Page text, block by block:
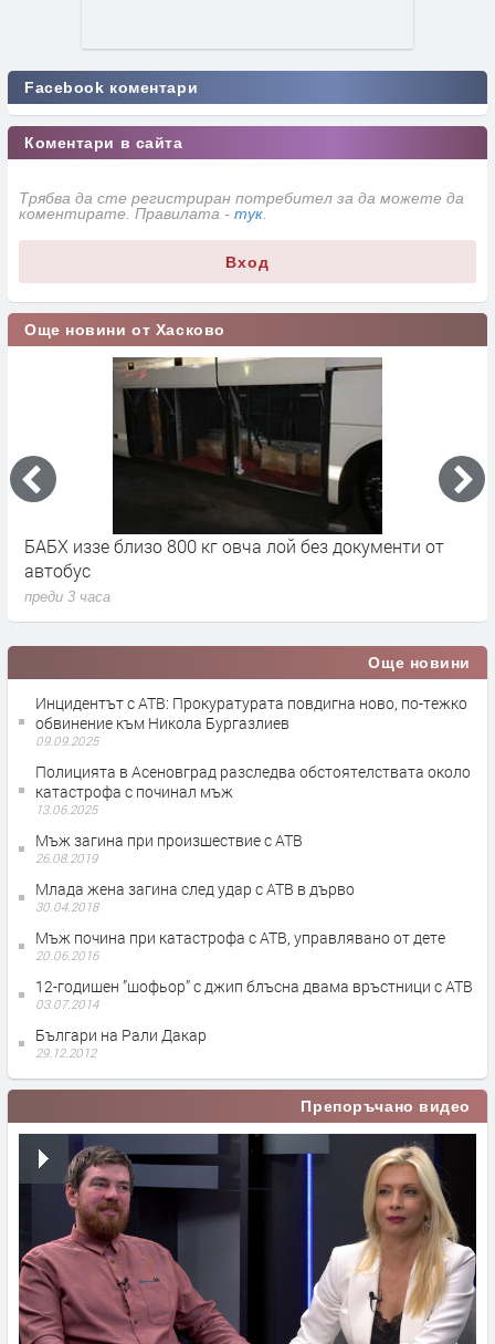
Facebook коментари
Коментари в сайта
Трябва да сте регистриран потребител за да можете да
коментирате. Правилата - тук
Вход
Още новини от Хасково
БАБХ иззе близо 800 кг овча лой без документи от
автобус
преди 3 часа
Още новини
Инцидентът с АТВ: Прокуратурата повдигна ново, по-тежко
обвинение към Никола Бургазлиев
09.09.2025
Полицията в Асеновград разследва обстоятелствата около
катастрофа с починал мъж
13.06.2025
Мъж загина при произшествие с АТВ
26.08.2019
Млада жена загина след удар с АТВ в дърво
30.04.2018
Мъж почина при катастрофа с АТВ, управлявано от дете
20.06.2016
12-годишен ”шофьор” с джип блъсна двама връстници с АТВ
03.07.2014
Българи на Рали Дакар
29.12.2012
Препоръчано видео